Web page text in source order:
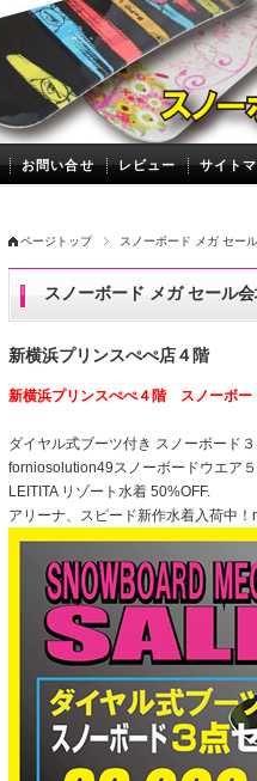
お問い合せ レビュー サイト
ページトップ スノーボード メガ セー
スノーボード メガ セール
新横浜プリンスぺぺ店４階
新横浜プリンスぺぺ４階 スノーボ
ダイヤル式ブーツ付き スノーボード
forniosolution49スノーボードウエア
LEITITA リゾート水着 50%OFF.
アリーナ、スピード新作水着入荷中